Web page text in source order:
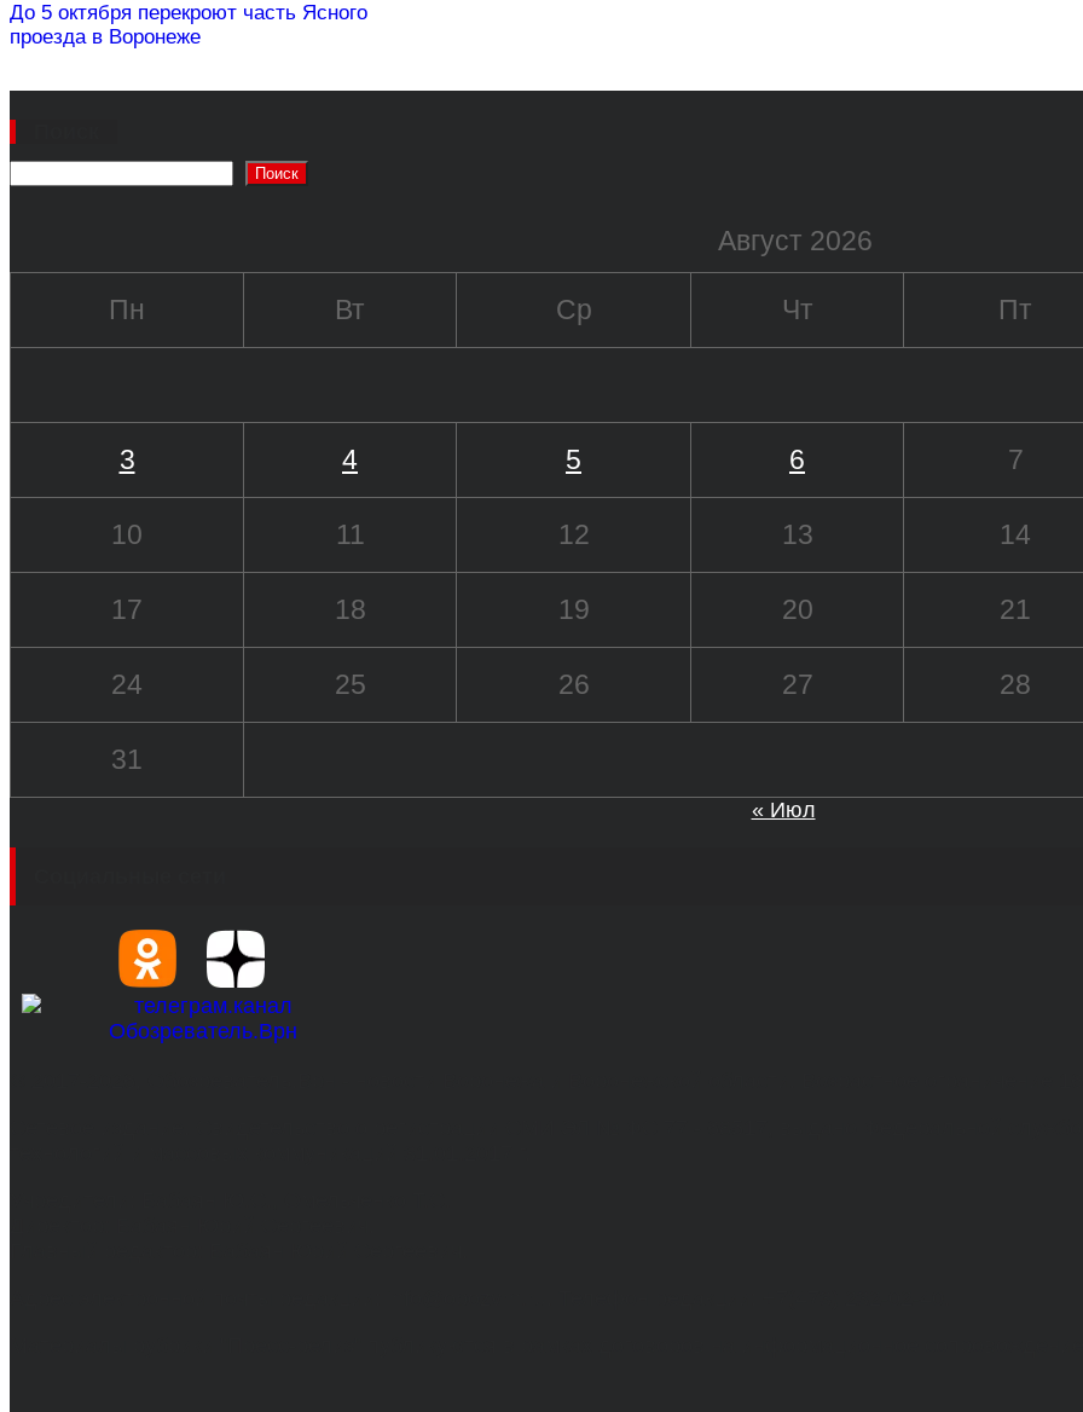
До 5 октября перекроют часть Ясного
проезда в Воронеже
Поиск
Август 2026
Пн Вт Ср Чт Пт
3 4 5 6 7
10 11 12 13 14
17 18 19 20 21
24 25 26 27 28
31
« Июл